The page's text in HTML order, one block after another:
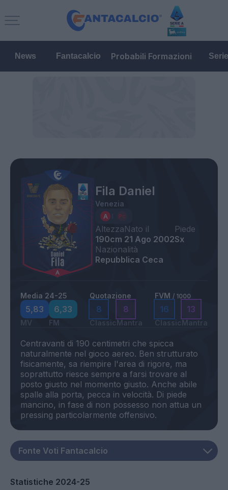
News Fantacalcio Probabili Formazioni
Fila Daniel
Venezia
Altezza
190cm
Nato il
21 Ago 2002
Piede
Sx
Nazionalità
Repubblica Ceca
Media 24-25
5,83
MV
6,33
FM
Quotazione
8
Classic
8
Mantra
FVM / 1000
16
Classic
13
Mantra
Centravanti di 190 centimetri che spicca
naturalmente nel gioco aereo. Ben strutturato
fisicamente, sa riempire l'area di rigore, ma
soprattutto riesce sempre a farsi trovare al
posto giusto nel momento giusto. Anche abile
spalle alla porta, pecca in velocità. Di piede
mancino, in fase di non possesso non attua un
Statistiche 2024-25